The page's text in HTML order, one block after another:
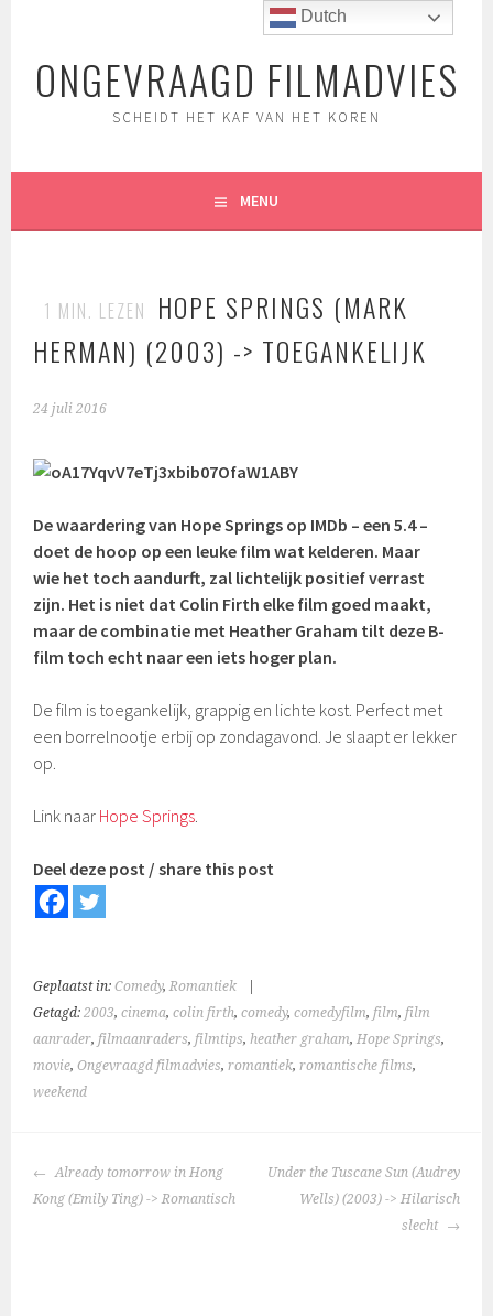
inhoudONGEVRAAGD FILMADVIES
SCHEIDT HET KAF VAN HET KOREN
MENU
1 MIN. LEZEN
HOPE SPRINGS (MARK
HERMAN) (2003) -> TOEGANKELIJK
24 juli 2016
De waardering van Hope Springs op IMDb – een 5.4 –
doet de hoop op een leuke film wat kelderen. Maar
wie het toch aandurft, zal lichtelijk positief verrast
zijn. Het is niet dat Colin Firth elke film goed maakt,
maar de combinatie met Heather Graham tilt deze B-
film toch echt naar een iets hoger plan.
De film is toegankelijk, grappig en lichte kost. Perfect met
een borrelnootje erbij op zondagavond. Je slaapt er lekker
op.
Link naar Hope Springs.
Deel deze post / share this post
Geplaatst in:Comedy,Romantiek
Getagd:2003,cinema,colin firth,comedy,comedyfilm,film,film
aanrader,filmaanraders,filmtips,heather graham,Hope Springs,
movie,Ongevraagd filmadvies,romantiek,romantische films,
weekend
BERICHTNAVIGATIE
Already tomorrow in Hong
Kong (Emily Ting) -> Romantisch
Under the Tuscane Sun (Audrey
Wells) (2003) -> Hilarisch
slecht
Dutch